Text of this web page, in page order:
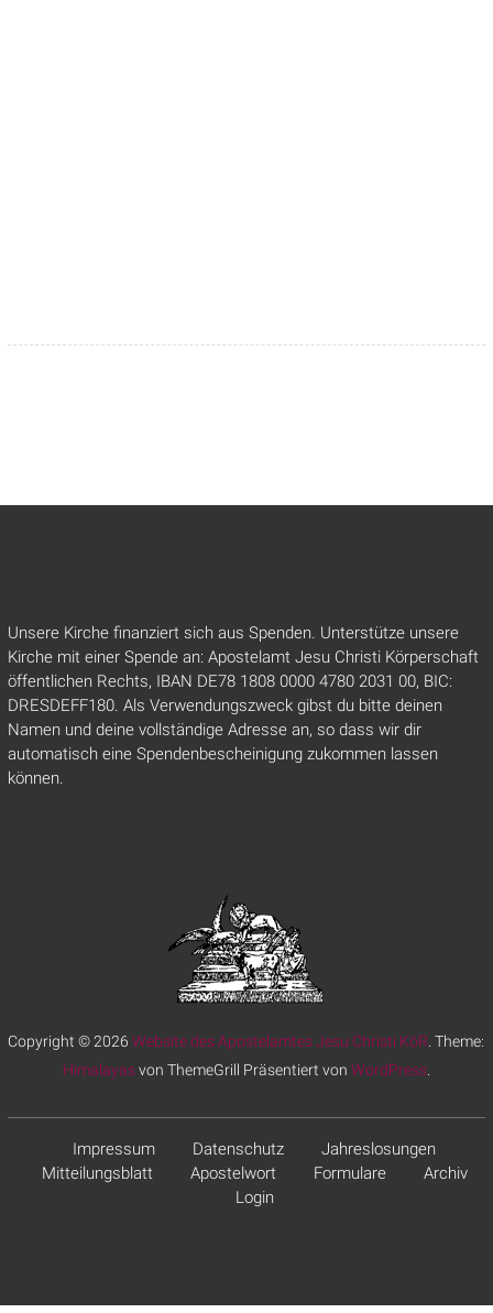
Unsere Kirche finanziert sich aus Spenden. Unterstütze unsere
Kirche mit einer Spende an: Apostelamt Jesu Christi Körperschaft
öffentlichen Rechts, IBAN DE78 1808 0000 4780 2031 00, BIC:
DRESDEFF180. Als Verwendungszweck gibst du bitte deinen
Namen und deine vollständige Adresse an, so dass wir dir
automatisch eine Spendenbescheinigung zukommen lassen
können.
Copyright © 2026Website des Apostelamtes Jesu Christi KöR . Theme:
Himalayasvon ThemeGrill Präsentiert von WordPress.
Impressum Datenschutz
Jahreslosungen
Mitteilungsblatt
Apostelwort Formulare
Archiv
Login